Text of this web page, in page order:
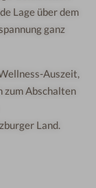
Lage über dem
ganz
Auszeit,
zum Abschalten
Land.